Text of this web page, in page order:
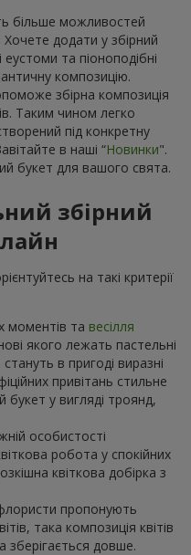
більше можливостей
Хочете додати у збірний
та піоноподібні
композицію.
збірна композиція
Таким чином легко
під конкретну
в наші “Новинки".
букет для вашого свята.
збірний
на такі критерії
моментів та весілля
якого лежать пастельні
в пригоді виразні
привітань стильне
букет у вигляді троянд,
особистості
робота у спокійних
квіткова добірка з
пропонують
така композиція квітів
зберігається довше.